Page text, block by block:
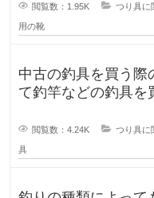
閲覧数：1.95K つり具に
用の靴
中古の釣具を買う際の
て釣竿などの釣具を
閲覧数：4.24K つり具に
具